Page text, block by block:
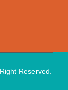
Reserved.